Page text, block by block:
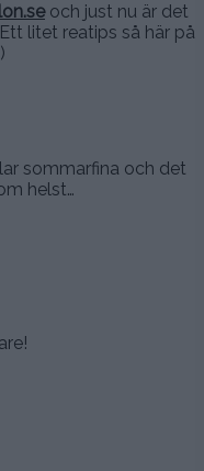
och just nu är det
litet reatips så här på
sommarfina och det
helst…